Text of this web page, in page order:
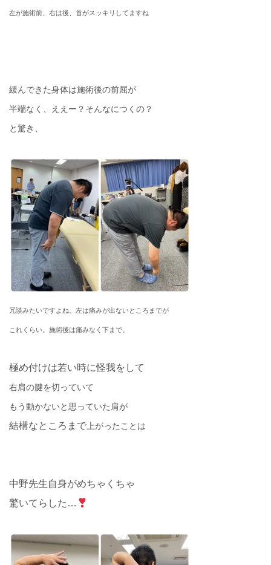
左が施術前、右は後、首がスッキリしてますね
緩んできた身体は施術後の前屈が
半端なく、ええー？そんなにつくの？
と驚き、
冗談みたいですよね。左は痛みが出ないところまでが
これくらい。施術後は痛みなく下まで。
極め付けは若い時に怪我をして
右肩の腱を切っていて
もう動かないと思っていた肩が
結構なところまで 上がったことは
中野先生自身がめちゃくちゃ
驚いてらした …